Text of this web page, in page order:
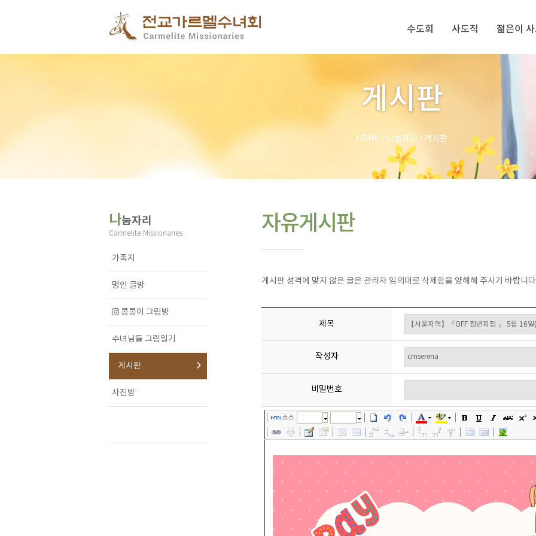
수도회 사도직 젊은이
게시판
HOME / 나눔자리 / 게시판
나눔자리
Carmelite Missionaries
가족지
명인 글방
콩콩이 그림방
수녀님들 그림일기
게시판
사진방
자유게시판
게시판 성격에 맞지 않은 글은 관리자 임의대로 삭제함을 양해해 주시기 바랍니
제목
작성자
비밀번호
소스